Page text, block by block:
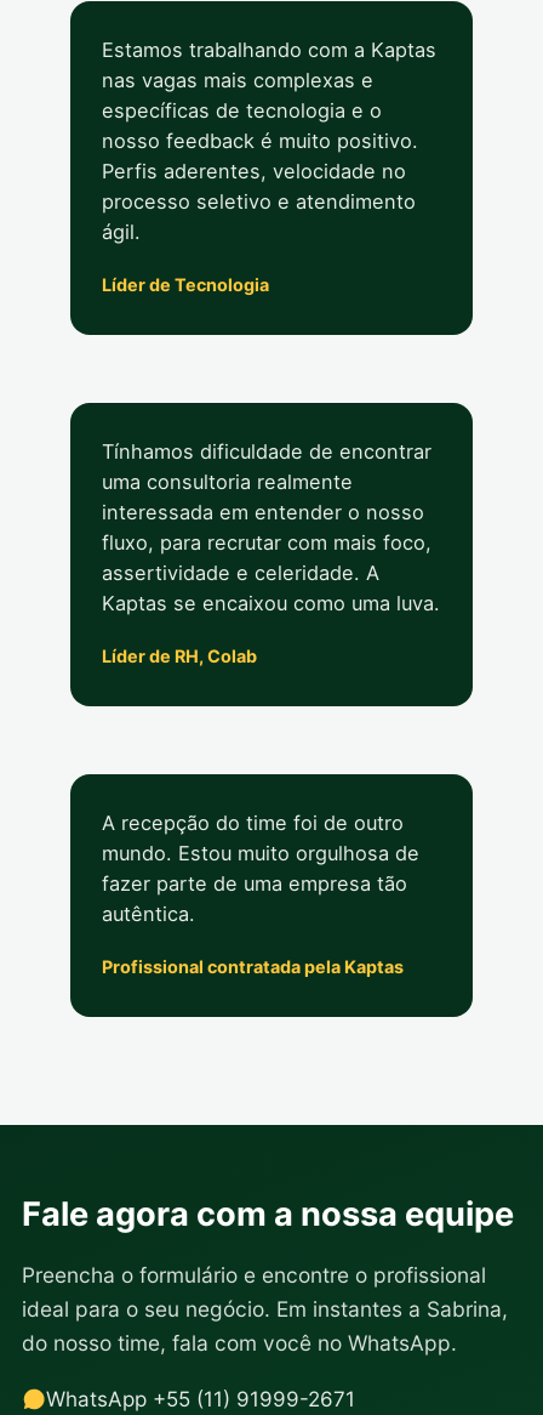
Estamos trabalhando com a Kaptas
nas vagas mais complexas e
específicas de tecnologia e o
nosso feedback é muito positivo.
Perfis aderentes, velocidade no
processo seletivo e atendimento
ágil.
Líder de Tecnologia
Tínhamos dificuldade de encontrar
uma consultoria realmente
interessada em entender o nosso
fluxo, para recrutar com mais foco,
assertividade e celeridade. A
Kaptas se encaixou como uma luva.
Líder de RH, Colab
A recepção do time foi de outro
mundo. Estou muito orgulhosa de
fazer parte de uma empresa tão
autêntica.
Profissional contratada pela Kaptas
Fale agora com a nossa equipe
Preencha o formulário e encontre o profissional
ideal para o seu negócio. Em instantes a Sabrina,
do nosso time, fala com você no WhatsApp.
WhatsApp +55 (11) 91999-2671